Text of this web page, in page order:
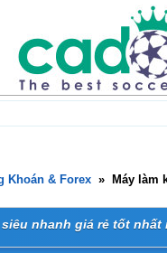
Khoán & Forex » Máy làm
nhanh giá rẻ tốt